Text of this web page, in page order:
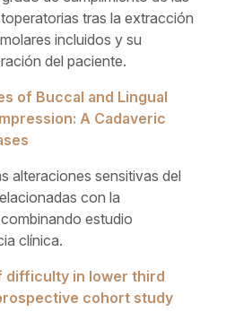
tras la extracción
incluidos y su
del paciente.
of Buccal and Lingual
A Cadaveric
alteraciones sensitivas del
con la
estudio
clínica.
difficulty in lower third
cohort study